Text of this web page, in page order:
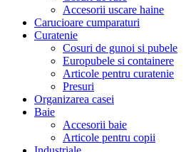
Accesorii uscare haine
Carucioare cumparaturi
Curatenie
Cosuri de gunoi si pubele
Europubele si containere
Articole pentru curatenie
Presuri
Organizarea casei
Baie
Accesorii baie
Articole pentru copii